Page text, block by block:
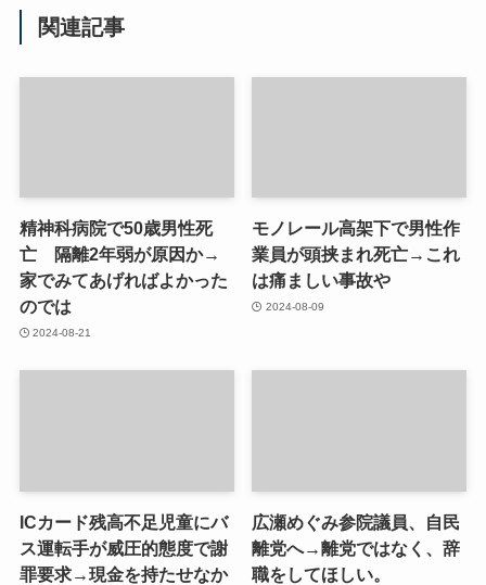
関連記事
精神科病院で50歳男性死
亡 隔離2年弱が原因か→
家でみてあげればよかった
のでは
2024-08-21
モノレール高架下で男性作
業員が頭挟まれ死亡→これ
は痛ましい事故や
2024-08-09
ICカード残高不足児童にバ
ス運転手が威圧的態度で謝
罪要求→現金を持たせなか
広瀬めぐみ参院議員、自民
離党へ→離党ではなく、辞
職をしてほしい。